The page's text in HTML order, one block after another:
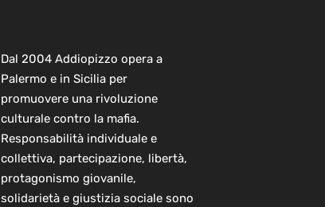
Dal 2004 Addiopizzo opera a
Palermo e in Sicilia per
promuovere una rivoluzione
culturale contro la mafia.
Responsabilità individuale e
collettiva, partecipazione, libertà,
protagonismo giovanile,
solidarietà e giustizia sociale sono